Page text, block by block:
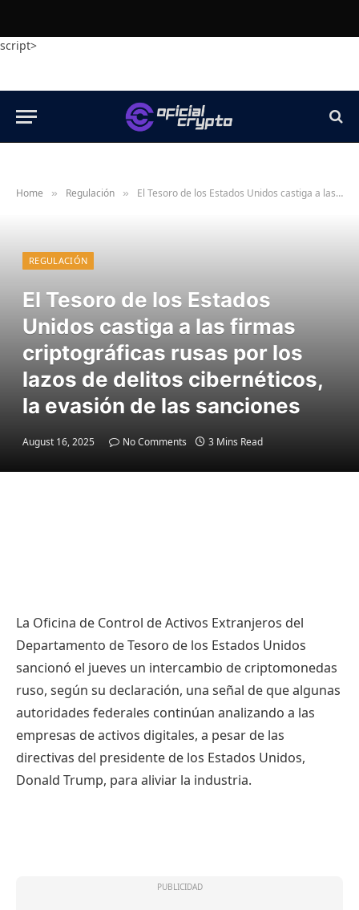
script>
Home » Regulación » El Tesoro de los Estados Unidos castiga a las firmas criptográficas rusas por los lazos de delitos cibernéticos, la evasión de las sanciones
REGULACIÓN
El Tesoro de los Estados
Unidos castiga a las firmas
criptográficas rusas por los
lazos de delitos cibernéticos,
la evasión de las sanciones
August 16, 2025 No Comments 3 Mins Read
La Oficina de Control de Activos Extranjeros del
Departamento de Tesoro de los Estados Unidos
sancionó el jueves un intercambio de criptomonedas
ruso, según su declaración, una señal de que algunas
autoridades federales continúan analizando a las
empresas de activos digitales, a pesar de las
directivas del presidente de los Estados Unidos,
Donald Trump, para aliviar la industria.